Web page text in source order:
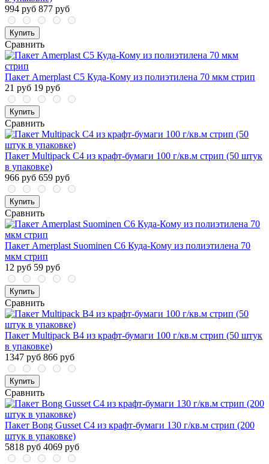
994 руб 877 руб
Купить
Сравнить
Пакет Amerplast С5 Куда-Кому из полиэтилена 70 мкм стрип
21 руб 19 руб
Купить
Сравнить
Пакет Multipack С4 из крафт-бумаги 100 г/кв.м стрип (50 штук
в упаковке)
966 руб 659 руб
Купить
Сравнить
Пакет Amerplast Suominen С6 Куда-Кому из полиэтилена 70
мкм стрип
12 руб 59 руб
Купить
Сравнить
Пакет Multipack В4 из крафт-бумаги 100 г/кв.м стрип (50 штук
в упаковке)
1347 руб 866 руб
Купить
Сравнить
Пакет Bong Gusset С4 из крафт-бумаги 130 г/кв.м стрип (200
штук в упаковке)
5818 руб 4069 руб